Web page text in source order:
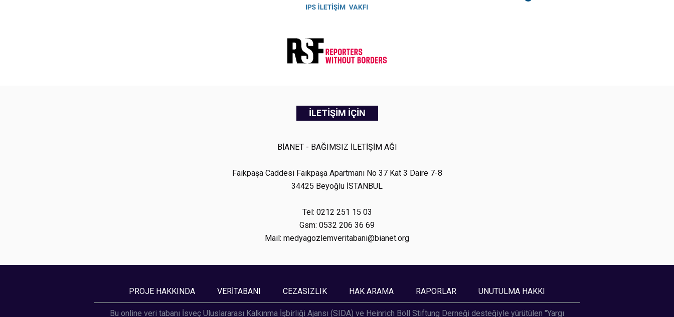
İLETİŞİM İÇİN
BİANET - BAĞIMSIZ İLETİŞİM AĞI
Faikpaşa Caddesi Faikpaşa Apartmanı No 37 Kat 3 Daire 7-8
34425 Beyoğlu İSTANBUL
Tel: 0212 251 15 03
Gsm: 0532 206 36 69
Mail: medyagozlemveritabani@bianet.org
PROJE HAKKINDA VERİTABANI CEZASIZLIK HAK ARAMA RAPORLAR UNUTULMA HAKKI
Bu online veri tabanı İsveç Uluslararası Kalkınma İşbirliği Ajansı (SIDA) ve Heinrich Böll Stiftung Derneği desteğiyle yürütülen "Yargı